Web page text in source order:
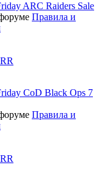
ARC Raiders Sale
Правила и
CoD Black Ops 7
Правила и